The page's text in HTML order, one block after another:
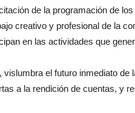
de la programación de
creativo y profesional de la
en las actividades que
vislumbra el futuro inmediato
a la rendición de cuentas, y